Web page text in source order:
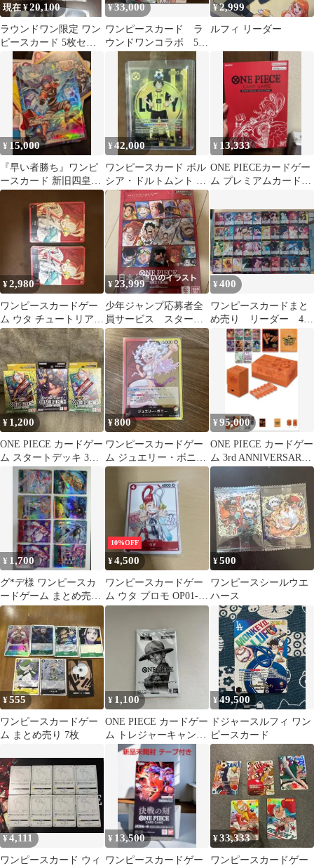
現在 ¥20,100
ラウンドワン限定 ワン
ピースカード 5枚セッ
¥33,000
ワンピースカード ラ
ウンドワンコラボ 5枚
¥2,999
ルフィ リーダー
¥ 15,000
『早い者勝ち』ワンピ
ースカード 新旧四皇＋
おまけ付き（決戦の刻
の未開封3パック）
¥42,000
ワンピースカード ボル
シア・ドルトムント プ
ロモ ST13-003
¥ 13,333
ONE PIECEカードゲー
ム プレミアムカードコ
¥2,980
ワンピースカードゲー
ム ウタ チュートリアル
デッキ 2個セット
¥23,999
少年ジャンプ応募者全
員サービス スタート
デッキ エース&サボ&
ルフィ中国独占限定
¥400
ワンピースカードまと
め売り リーダー 40
種類
¥ 1,200
ONE PIECE カードゲー
ム スタートデッキ 3種
セット
¥800
ワンピースカードゲー
ム ジュエリー・ボニー
リーダーパラレル
¥95,000
ONE PIECE カードゲー
ム 3rd ANNIVERSARY
SET
¥ 1,700
グ*デ様 ワンピースカ
ードゲーム まとめ売り
11枚セット
10%OFF
¥4,500
ワンピースカードゲー
ム ウタ プロモ OP01-
005
¥500
ワンピースシールウエ
ハース
¥555
ワンピースカードゲー
ム まとめ売り 7枚
¥ 1,100
ONE PIECE カードゲー
ム トレジャーキャンペ
ーン 未開封パック
¥49,500
ドジャースルフィ ワン
ピースカード
¥4,111
ワンピースカード ウィ
¥ 13,500
ワンピースカードゲー
¥33,333
ワンピースカードゲー